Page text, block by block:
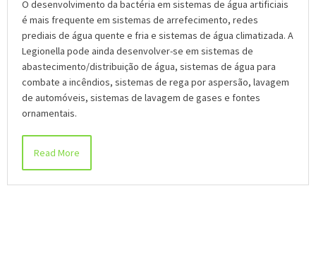
O desenvolvimento da bactéria em sistemas de água artificiais
é mais frequente em sistemas de arrefecimento, redes
prediais de água quente e fria e sistemas de água climatizada. A
Legionella pode ainda desenvolver-se em sistemas de
abastecimento/distribuição de água, sistemas de água para
combate a incêndios, sistemas de rega por aspersão, lavagem
de automóveis, sistemas de lavagem de gases e fontes
ornamentais.
Read More